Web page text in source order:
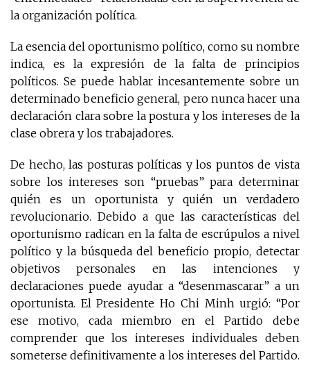
la organización política.
La esencia del oportunismo político, como su nombre
indica, es la expresión de la falta de principios
políticos. Se puede hablar incesantemente sobre un
determinado beneficio general, pero nunca hacer una
declaración clara sobre la postura y los intereses de la
clase obrera y los trabajadores.
De hecho, las posturas políticas y los puntos de vista
sobre los intereses son “pruebas” para determinar
quién es un oportunista y quién un verdadero
revolucionario. Debido a que las características del
oportunismo radican en la falta de escrúpulos a nivel
político y la búsqueda del beneficio propio, detectar
objetivos personales en las intenciones y
declaraciones puede ayudar a “desenmascarar” a un
oportunista. El Presidente Ho Chi Minh urgió: “Por
ese motivo, cada miembro en el Partido debe
comprender que los intereses individuales deben
someterse definitivamente a los intereses del Partido.